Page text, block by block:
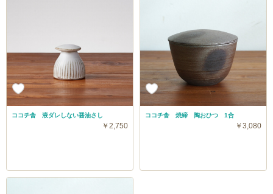
ココチ舎 液ダレしない醤油さし
￥2,750
ココチ舎 焼締 陶おひつ 1合
￥3,080